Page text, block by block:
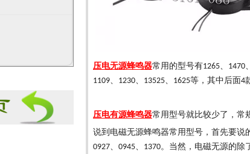
压电无源蜂鸣器常用的型号有1265、 1470、
1109、 1230、 13525、 1625等，其中后面4
压电有源蜂鸣器常用型号就比较少了，常
说到电磁无源蜂鸣器常用型号，首先要说
0927、 0945、 1370。当然，电磁无源的除